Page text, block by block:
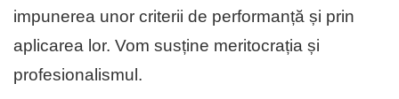
impunerea unor criterii de performanță și prin
aplicarea lor. Vom susține meritocrația și
profesionalismul.